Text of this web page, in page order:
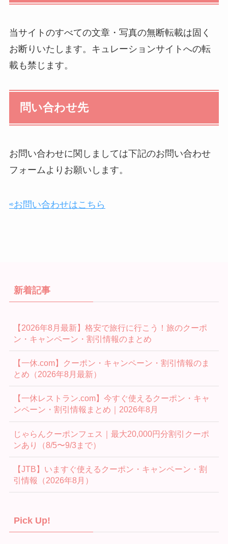
当サイトのすべての文章・写真の無断転載は固く
お断りいたします。キュレーションサイトへの転
載も禁じます。
問い合わせ先
お問い合わせに関しましては下記のお問い合わせ
フォームよりお願いします。
⇨お問い合わせはこちら
新着記事
【2026年8月最新】格安で旅行に行こう！旅のクーポ
ン・キャンペーン・割引情報のまとめ
【一休.com】クーポン・キャンペーン・割引情報のま
とめ（2026年8月最新）
【一休レストラン.com】今すぐ使えるクーポン・キャ
ンペーン・割引情報まとめ｜2026年8月
じゃらんクーポンフェス｜最大20,000円分割引クーポ
ンあり（8/5〜9/3まで）
【JTB】いますぐ使えるクーポン・キャンペーン・割
引情報（2026年8月）
Pick Up!